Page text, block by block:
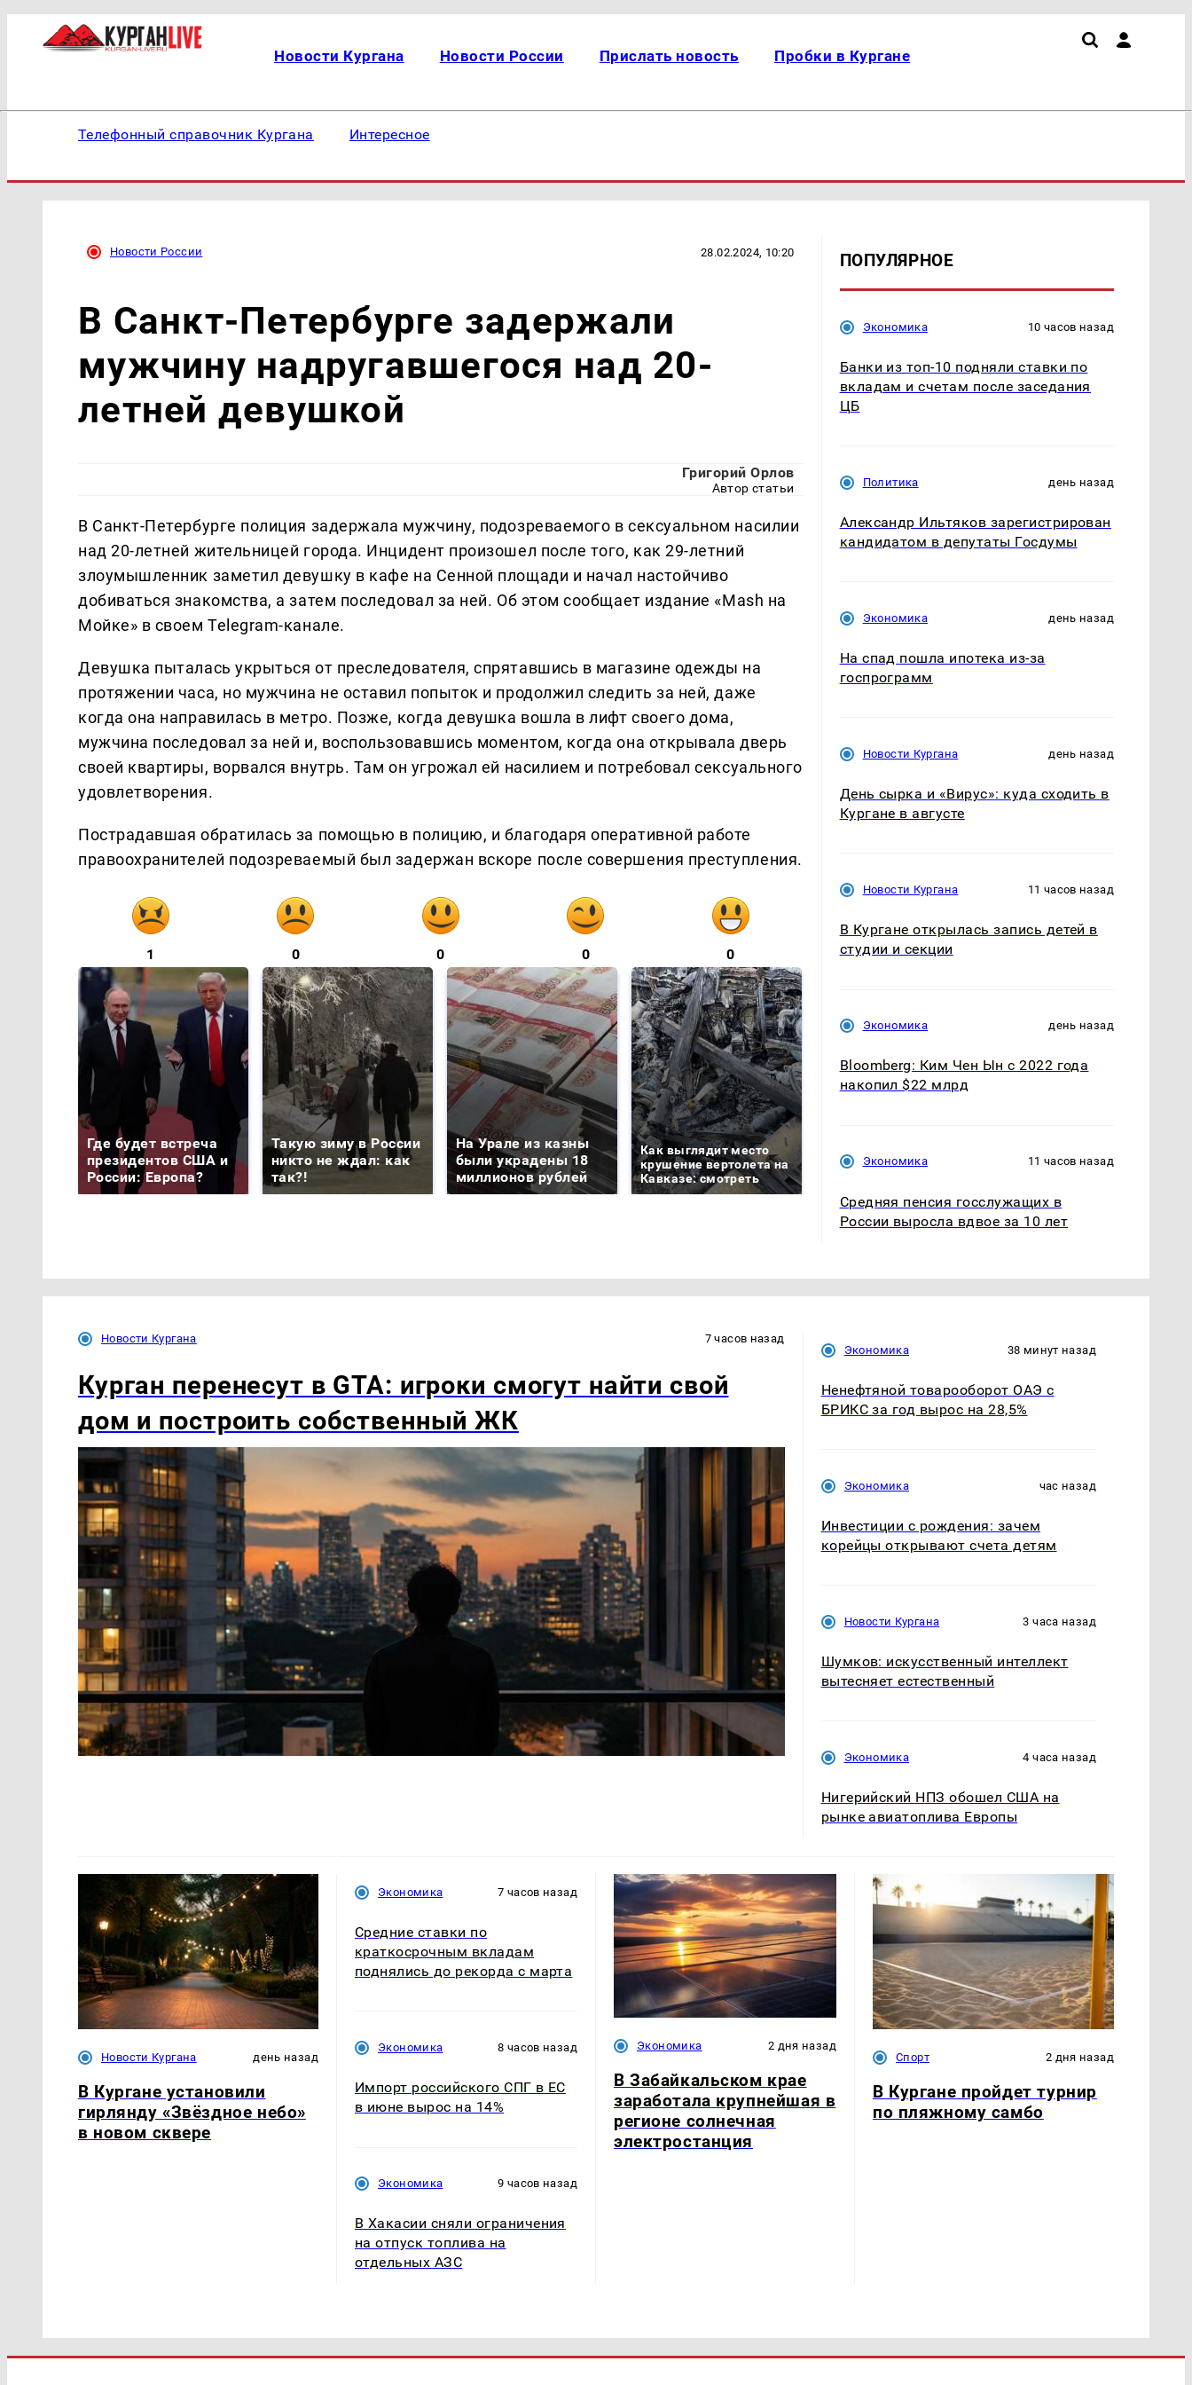
Новости Кургана Новости России Прислать новость Пробки в Кургане
Телефонный справочник Кургана Интересное
Новости России 28.02.2024, 10:20
В Санкт-Петербурге задержали
мужчину надругавшегося над 20-
летней девушкой
Григорий Орлов
Автор статьи
В Санкт-Петербурге полиция задержала мужчину, подозреваемого в сексуальном насилии
над 20-летней жительницей города. Инцидент произошел после того, как 29-летний
злоумышленник заметил девушку в кафе на Сенной площади и начал настойчиво
добиваться знакомства, а затем последовал за ней. Об этом сообщает издание «Mash на
Мойке» в своем Telegram-канале.
Девушка пыталась укрыться от преследователя, спрятавшись в магазине одежды на
протяжении часа, но мужчина не оставил попыток и продолжил следить за ней, даже
когда она направилась в метро. Позже, когда девушка вошла в лифт своего дома,
мужчина последовал за ней и, воспользовавшись моментом, когда она открывала дверь
своей квартиры, ворвался внутрь. Там он угрожал ей насилием и потребовал сексуального
удовлетворения.
Пострадавшая обратилась за помощью в полицию, и благодаря оперативной работе
правоохранителей подозреваемый был задержан вскоре после совершения преступления.
1 0 0 0 0
Где будет встреча
президентов США и
России: Европа?
Такую зиму в России
никто не ждал: как
так?!
На Урале из казны
были украдены 18
миллионов рублей
Как выглядит место
крушение вертолета на
Кавказе: смотреть
готовую еду из
жестокое убийство
ПОПУЛЯРНОЕ
Экономика 10 часов назад
Банки из топ-10 подняли ставки по
вкладам и счетам после заседания
ЦБ
Политика день назад
Александр Ильтяков зарегистрирован
кандидатом в депутаты Госдумы
Экономика день назад
На спад пошла ипотека из-за
госпрограмм
Новости Кургана день назад
День сырка и «Вирус»: куда сходить в
Кургане в августе
Новости Кургана 11 часов назад
В Кургане открылась запись детей в
студии и секции
Экономика день назад
Bloomberg: Ким Чен Ын с 2022 года
накопил $22 млрд
Экономика 11 часов назад
Средняя пенсия госслужащих в
России выросла вдвое за 10 лет
Новости Кургана 7 часов назад
Курган перенесут в GTA: игроки смогут найти свой
дом и построить собственный ЖК
Экономика 38 минут назад
Ненефтяной товарооборот ОАЭ с
БРИКС за год вырос на 28,5%
Экономика час назад
Инвестиции с рождения: зачем
корейцы открывают счета детям
Новости Кургана 3 часа назад
Шумков: искусственный интеллект
вытесняет естественный
Экономика 4 часа назад
Нигерийский НПЗ обошел США на
рынке авиатоплива Европы
Новости Кургана день назад
В Кургане установили
гирлянду «Звёздное небо»
в новом сквере
Экономика 7 часов назад
Средние ставки по
краткосрочным вкладам
поднялись до рекорда с марта
Экономика 8 часов назад
Импорт российского СПГ в ЕС
в июне вырос на 14%
Экономика 9 часов назад
В Хакасии сняли ограничения
на отпуск топлива на
отдельных АЗС
Экономика 2 дня назад
В Забайкальском крае
заработала крупнейшая в
регионе солнечная
электростанция
Спорт 2 дня назад
В Кургане пройдет турнир
по пляжному самбо